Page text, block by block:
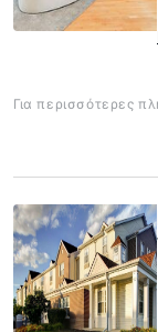
Για περισσότερες